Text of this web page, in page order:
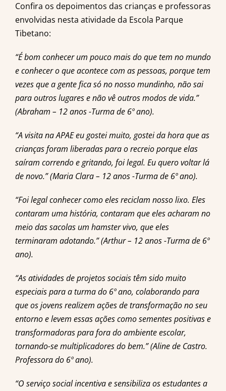
Confira os depoimentos das crianças e professoras
envolvidas nesta atividade da Escola Parque
Tibetano:
“É bom conhecer um pouco mais do que tem no mundo
e conhecer o que acontece com as pessoas, porque tem
vezes que a gente fica só no nosso mundinho, não sai
para outros lugares e não vê outros modos de vida.”
(Abraham – 12 anos -Turma de 6º ano).
“A visita na APAE eu gostei muito, gostei da hora que as
crianças foram liberadas para o recreio porque elas
saíram correndo e gritando, foi legal. Eu quero voltar lá
de novo.” (Maria Clara – 12 anos -Turma de 6º ano).
“Foi legal conhecer como eles reciclam nosso lixo. Eles
contaram uma história, contaram que eles acharam no
meio das sacolas um hamster vivo, que eles
terminaram adotando.” (Arthur – 12 anos -Turma de 6º
ano).
“As atividades de projetos sociais têm sido muito
especiais para a turma do 6º ano, colaborando para
que os jovens realizem ações de transformação no seu
entorno e levem essas ações como sementes positivas e
transformadoras para fora do ambiente escolar,
tornando-se multiplicadores do bem.” (Aline de Castro.
Professora do 6º ano).
“O serviço social incentiva e sensibiliza os estudantes a